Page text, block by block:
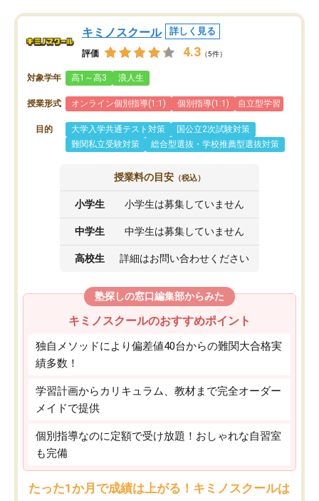
キミノスクール 詳しく見る
評価 4.3 （5件）
対象学年 高1～高3 浪人生
授業形式 オンライン個別指導(1:1) 個別指導(1:1) 自立型学習
目的 大学入学共通テスト対策
国公立2次試験対策
難関私立受験対策
総合型選抜・学校推薦型選抜対策
授業料の目安 （税込）
小学生 小学生は募集していません
中学生 中学生は募集していません
高校生 詳細はお問い合わせください
塾探しの窓口編集部からみた
キミノスクールのおすすめポイント
独自メソッドにより偏差値40台からの難関大合格実
績多数！
学習計画からカリキュラム、教材まで完全オーダー
メイドで提供
個別指導なのに定額で受け放題！おしゃれな自習室
も完備
たった1か月で成績は上がる！キミノスクールは